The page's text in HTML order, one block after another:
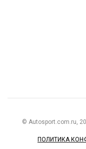
© Autosport.com.ru,
ПОЛИТИКА